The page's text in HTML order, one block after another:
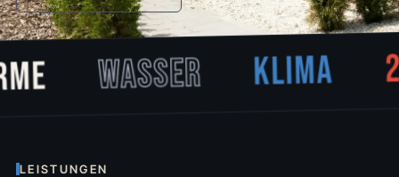
WASSER KLIMA
LEISTUNGEN